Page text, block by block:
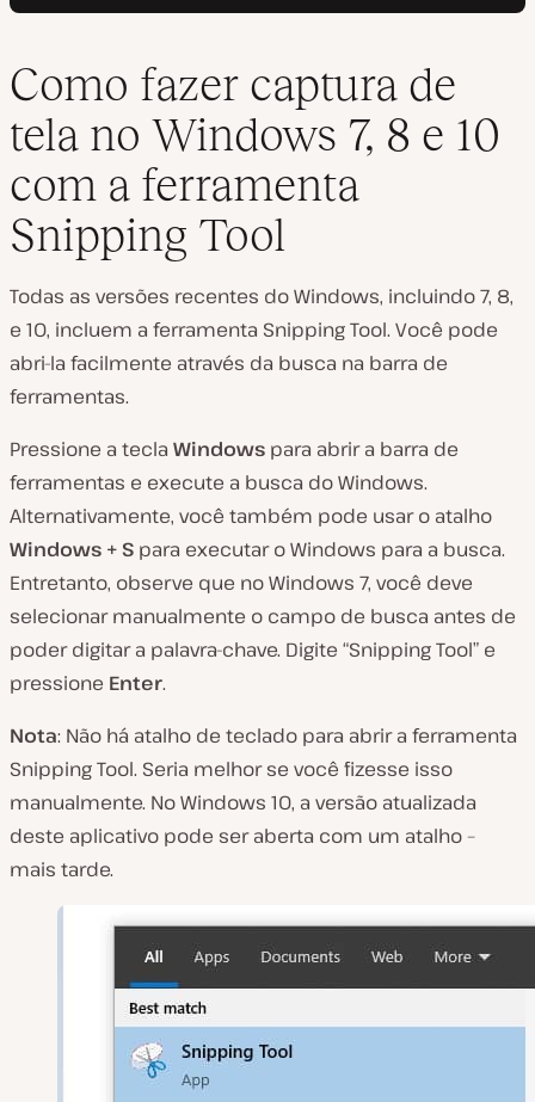
Como fazer captura de
tela no Windows 7, 8 e 10
com a ferramenta
Snipping Tool
Todas as versões recentes do Windows, incluindo 7, 8,
e 10, incluem a ferramenta Snipping Tool. Você pode
abri-la facilmente através da busca na barra de
ferramentas.
Pressione a tecla Windows para abrir a barra de
ferramentas e execute a busca do Windows.
Alternativamente, você também pode usar o atalho
Windows + S para executar o Windows para a busca.
Entretanto, observe que no Windows 7, você deve
selecionar manualmente o campo de busca antes de
poder digitar a palavra-chave. Digite “Snipping Tool” e
pressione Enter.
Nota: Não há atalho de teclado para abrir a ferramenta
Snipping Tool. Seria melhor se você fizesse isso
manualmente. No Windows 10, a versão atualizada
deste aplicativo pode ser aberta com um atalho –
mais tarde.